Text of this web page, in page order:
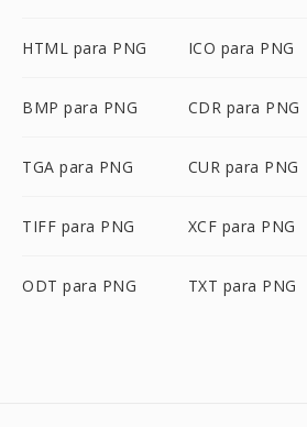
HTML para PNG ICO para PNG
BMP para PNG CDR para PNG
TGA para PNG CUR para PNG
TIFF para PNG XCF para PNG
ODT para PNG TXT para PNG